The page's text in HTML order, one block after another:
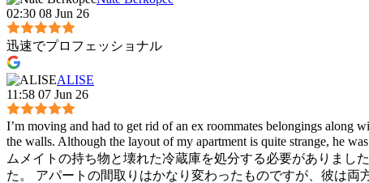
02:30 08 Jun 26
迅速でプロフェッショナル
ALISE
11:58 07 Jun 26
I’m moving and had to get rid of an ex roommates belongings along
the walls. Although the layout of my apartment is quite strange, he
ムメイトの持ち物と壊れた冷蔵庫を処分する必要がありま
た。 アパートの間取りはかなり変わったものですが、彼は